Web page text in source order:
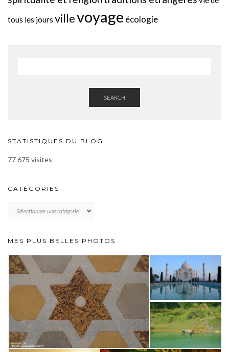
tous les jours villevoyage écologie
SEARCH
STATISTIQUES DU BLOG
77 675 visites
CATÉGORIES
MES PLUS BELLES PHOTOS